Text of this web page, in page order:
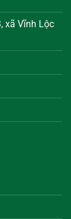
xã Vĩnh Lộc